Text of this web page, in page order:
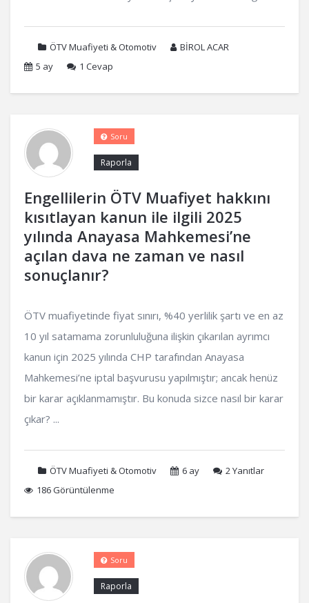
ÖTV Muafiyeti & Otomotiv
BİROL ACAR
5 ay
1 Cevap
Engellilerin ÖTV Muafiyet hakkını
kısıtlayan kanun ile ilgili 2025
yılında Anayasa Mahkemesi’ne
açılan dava ne zaman ve nasıl
sonuçlanır?
Raporla
Soru
ÖTV muafiyetinde fiyat sınırı, %40 yerlilik şartı ve en az
10 yıl satamama zorunluluğuna ilişkin çıkarılan ayrımcı
kanun için 2025 yılında CHP tarafından Anayasa
Mahkemesi’ne iptal başvurusu yapılmıştır; ancak henüz
bir karar açıklanmamıştır. Bu konuda sizce nasıl bir karar
çıkar? ...
ÖTV Muafiyeti & Otomotiv 6 ay 2Yanıtlar
186 Görüntülenme
Raporla
Soru